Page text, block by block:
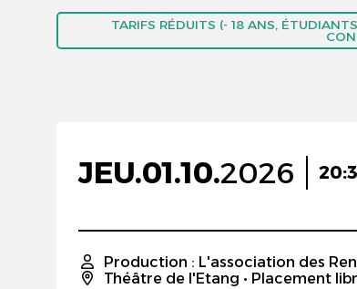
TARIFS RÉDUITS (- 18 ANS,
JEU.01.10.2026
Production : L'association des
Théâtre de l'Etang • Placement